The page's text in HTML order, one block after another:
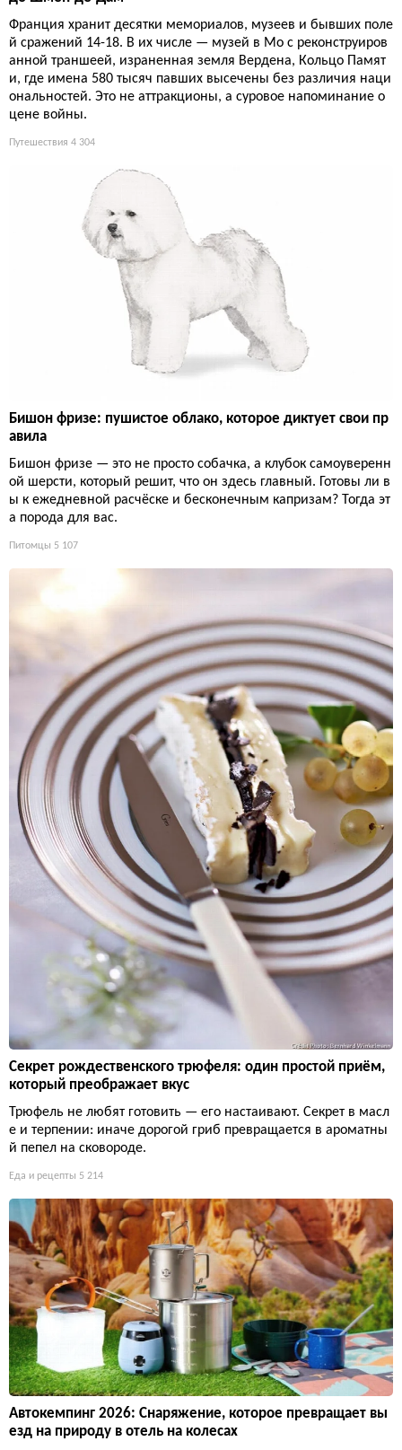
Франция хранит десятки мемориалов, музеев и бывших поле
й сражений 14-18. В их числе — музей в Мо с реконструиров
анной траншеей, израненная земля Вердена, Кольцо Памят
и, где имена 580 тысяч павших высечены без различия наци
ональностей. Это не аттракционы, а суровое напоминание о
цене войны.
Путешествия 4 304
Бишон фризе: пушистое облако, которое диктует свои пр
авила
Бишон фризе — это не просто собачка, а клубок самоуверенн
ой шерсти, который решит, что он здесь главный. Готовы ли в
ы к ежедневной расчёске и бесконечным капризам? Тогда эт
а порода для вас.
Питомцы 5 107
Секрет рождественского трюфеля: один простой приём,
который преображает вкус
Трюфель не любят готовить — его настаивают. Секрет в масл
е и терпении: иначе дорогой гриб превращается в ароматны
й пепел на сковороде.
Еда и рецепты 5 214
Автокемпинг 2026: Снаряжение, которое превращает вы
езд на природу в отель на колесах